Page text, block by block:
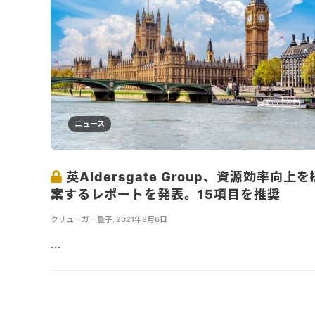
ニュース
英Aldersgate Group、資源効率向上を
案するレポートを発表。15項目を推奨
クリューガー量子, 2021年8月6日
...